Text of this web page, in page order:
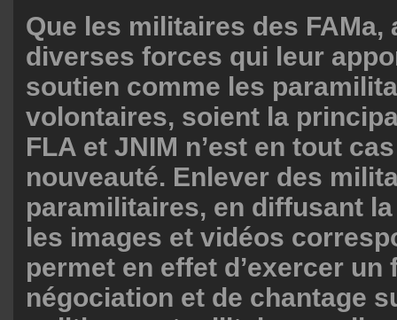
Que les militaires des FAMa,
diverses forces qui leur
soutien comme les
volontaires, soient la
FLA et JNIM n’est en tout
nouveauté. Enlever des
paramilitaires, en diffusant
les images et vidéos
permet en effet d’exercer
négociation et de chantage